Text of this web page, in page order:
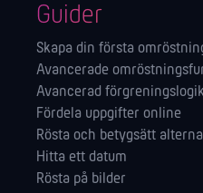
Guider
Skapa din första
Avancerade
Avancerad
Fördela uppgifter online
Rösta och betygsätt
Hitta ett datum
Rösta på bilder